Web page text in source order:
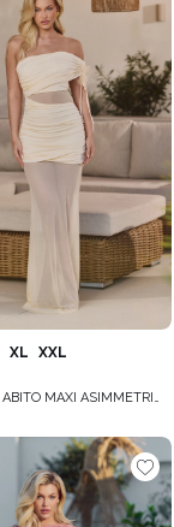
XL
XXL
BLANDINE – ABITO MAXI ASIMMETRICO GIALLO